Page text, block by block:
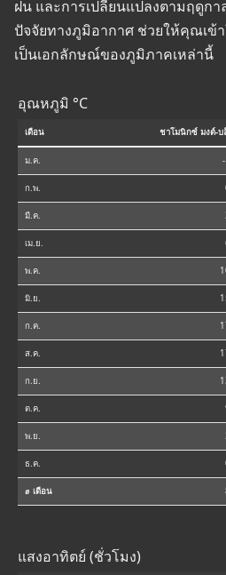
ฝน และการเปลี่ยนแปลงตามฤดูก
ปัจจัยทางภูมิอากาศ ช่วยให้คุณเข้
เป็นเอกลักษณ์ของภูมิภาคเหล่านี้
อุณหภูมิ °C
เดือน ชาโมนิกซ์ มงต์-บ
ม.ค.
ก.พ.
มี.ค.
เม.ย.
พ.ค.
มิ.ย.
ก.ค.
ส.ค.
ก.ย.
ต.ค.
พ.ย.
ธ.ค.
⌀ เดือน
แสงอาทิตย์ (ชั่วโมง)